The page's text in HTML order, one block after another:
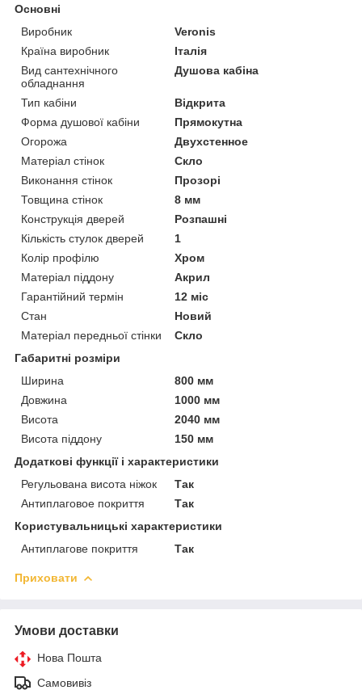
Основні
Виробник
Veronis
Країна виробник
Італія
Вид сантехнічного
обладнання
Душова кабіна
Тип кабіни
Відкрита
Форма душової кабіни
Прямокутна
Огорожа
Двухстенное
Матеріал стінок
Скло
Виконання стінок
Прозорі
Товщина стінок
8 мм
Конструкція дверей
Розпашні
Кількість стулок дверей
1
Колір профілю
Хром
Матеріал піддону
Акрил
Гарантійний термін
12 міс
Стан
Новий
Матеріал передньої стінки
Скло
Габаритні розміри
Ширина
800 мм
Довжина
1000 мм
Висота
2040 мм
Висота піддону
150 мм
Додаткові функції і характеристики
Регульована висота ніжок
Так
Антиплаговое покриття
Так
Користувальницькі характеристики
Антиплагове покриття
Так
Приховати
Умови доставки
Нова Пошта
Самовивіз